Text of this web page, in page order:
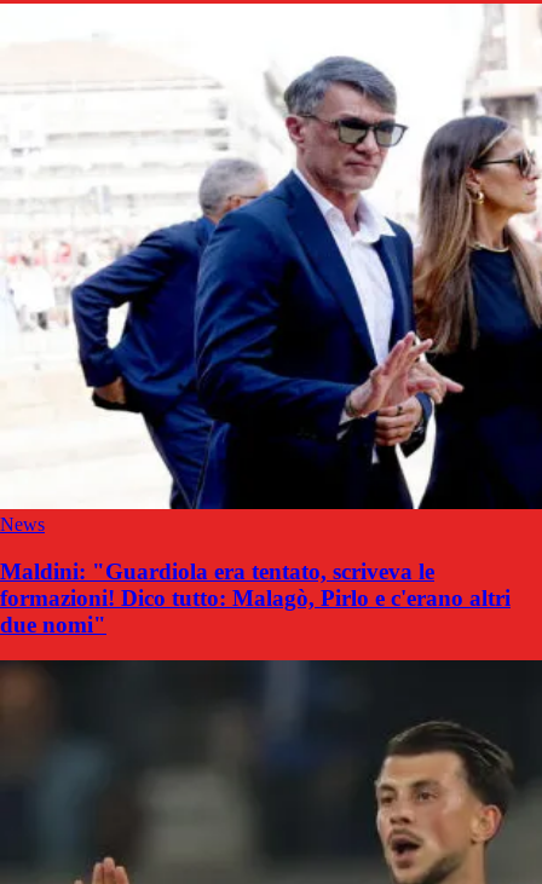
News
Maldini: "Guardiola era tentato, scriveva le
formazioni! Dico tutto: Malagò, Pirlo e c'erano altri
due nomi"